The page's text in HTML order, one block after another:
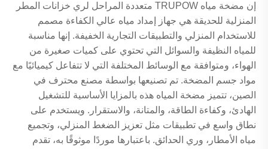
إن مضخة مياه TRUPOW متعددة المراحل لري خزانات المطر
المنزلية للحديقة هي جهاز إمداد مياه عالي الكفاءة مصمم
للاستخدام المنزلي والتطبيقات التجارية الخفيفة. إنها مناسبة
للمياه النظيفة والسوائل التي تحتوي على كميات صغيرة من
الهواء، ومتوافقة مع الوسائط المختلفة التي لا تتفاعل كيميائيًا مع
مواد جسم المضخة. تم تصنيعها بواسطة مصنع محترف في
الصين، تتميز مضخة المياه هذه بالمزايا الأساسية للتشغيل
الهادئ، وكفاءة الطاقة، والمتانة، والاستقرار. ويستخدم على
نطاق واسع في تطبيقات مثل تعزيز الضغط المنزلي، وتجميع
مياه الأمطار، وري الحدائق. باعتبارها موردًا موثوقًا به، تقدم